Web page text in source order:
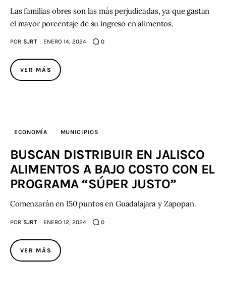
Las familias obres son las más perjudicadas, ya que gastan
el mayor porcentaje de su ingreso en alimentos.
POR SJRT ENERO 14, 2024 0
VER MÁS
ECONOMÍA MUNICIPIOS
BUSCAN DISTRIBUIR EN JALISCO
ALIMENTOS A BAJO COSTO CON EL
PROGRAMA “SÚPER JUSTO”
Comenzarán en 150 puntos en Guadalajara y Zapopan.
POR SJRT ENERO 12, 2024 0
VER MÁS